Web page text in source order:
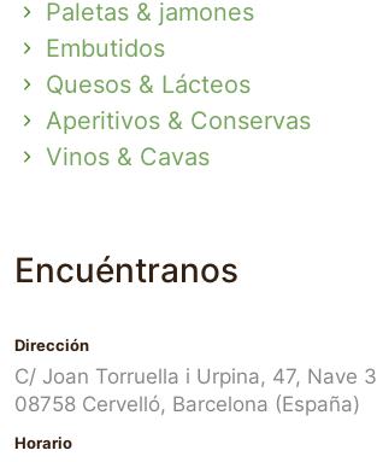
Paletas & jamones
Embutidos
Quesos & Lácteos
Aperitivos & Conservas
Vinos & Cavas
Encuéntranos
Dirección
C/ Joan Torruella i Urpina, 47, Nave 3
08758 Cervelló, Barcelona (España)
Horario